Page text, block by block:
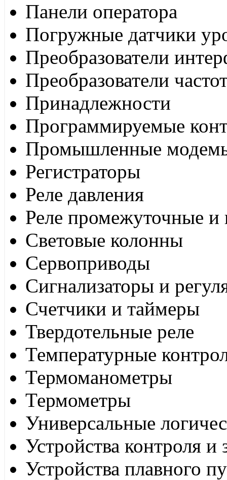
Панели оператора
Погружные датчики
Преобразователи
Преобразователи
Принадлежности
Программируемые
Промышленные
Регистраторы
Реле давления
Реле промежуточные и
Световые колонны
Сервоприводы
Сигнализаторы и
Счетчики и таймеры
Твердотельные реле
Температурные
Термоманометры
Термометры
Универсальные
Устройства контроля
Устройства плавного